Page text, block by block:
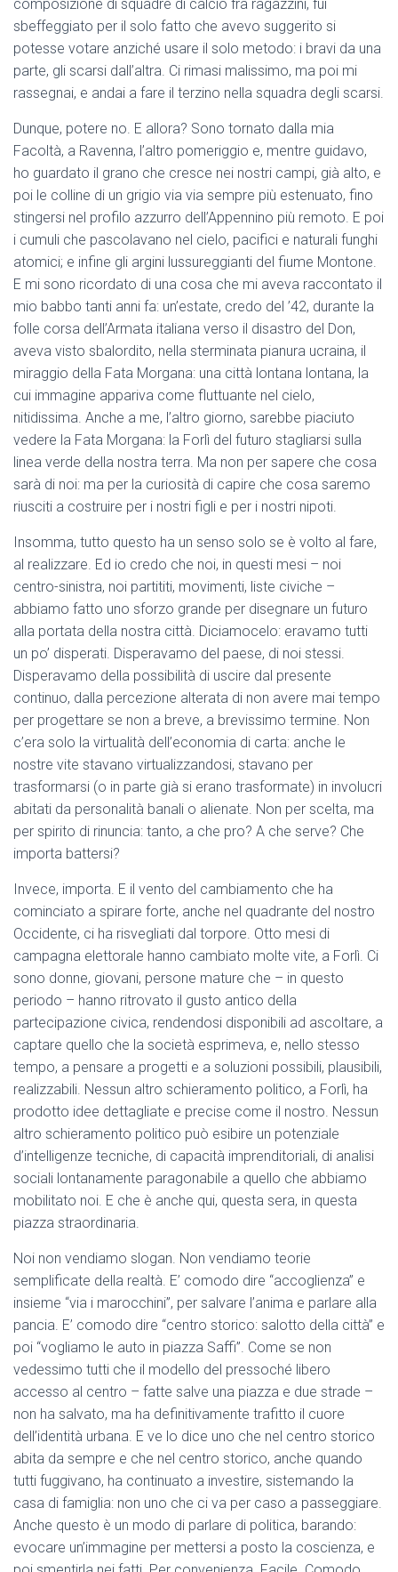
composizione di squadre di calcio fra ragazzini, fui
sbeffeggiato per il solo fatto che avevo suggerito si
potesse votare anziché usare il solo metodo: i bravi da una
parte, gli scarsi dall’altra. Ci rimasi malissimo, ma poi mi
rassegnai, e andai a fare il terzino nella squadra degli scarsi.
Dunque, potere no. E allora? Sono tornato dalla mia
Facoltà, a Ravenna, l’altro pomeriggio e, mentre guidavo,
ho guardato il grano che cresce nei nostri campi, già alto, e
poi le colline di un grigio via via sempre più estenuato, fino
stingersi nel profilo azzurro dell’Appennino più remoto. E poi
i cumuli che pascolavano nel cielo, pacifici e naturali funghi
atomici; e infine gli argini lussureggianti del fiume Montone.
E mi sono ricordato di una cosa che mi aveva raccontato il
mio babbo tanti anni fa: un’estate, credo del ’42, durante la
folle corsa dell’Armata italiana verso il disastro del Don,
aveva visto sbalordito, nella sterminata pianura ucraina, il
miraggio della Fata Morgana: una città lontana lontana, la
cui immagine appariva come fluttuante nel cielo,
nitidissima. Anche a me, l’altro giorno, sarebbe piaciuto
vedere la Fata Morgana: la Forlì del futuro stagliarsi sulla
linea verde della nostra terra. Ma non per sapere che cosa
sarà di noi: ma per la curiosità di capire che cosa saremo
riusciti a costruire per i nostri figli e per i nostri nipoti.
Insomma, tutto questo ha un senso solo se è volto al fare,
al realizzare. Ed io credo che noi, in questi mesi – noi
centro-sinistra, noi partititi, movimenti, liste civiche –
abbiamo fatto uno sforzo grande per disegnare un futuro
alla portata della nostra città. Diciamocelo: eravamo tutti
un po’ disperati. Disperavamo del paese, di noi stessi.
Disperavamo della possibilità di uscire dal presente
continuo, dalla percezione alterata di non avere mai tempo
per progettare se non a breve, a brevissimo termine. Non
c’era solo la virtualità dell’economia di carta: anche le
nostre vite stavano virtualizzandosi, stavano per
trasformarsi (o in parte già si erano trasformate) in involucri
abitati da personalità banali o alienate. Non per scelta, ma
per spirito di rinuncia: tanto, a che pro? A che serve? Che
importa battersi?
Invece, importa. E il vento del cambiamento che ha
cominciato a spirare forte, anche nel quadrante del nostro
Occidente, ci ha risvegliati dal torpore. Otto mesi di
campagna elettorale hanno cambiato molte vite, a Forlì. Ci
sono donne, giovani, persone mature che – in questo
periodo – hanno ritrovato il gusto antico della
partecipazione civica, rendendosi disponibili ad ascoltare, a
captare quello che la società esprimeva, e, nello stesso
tempo, a pensare a progetti e a soluzioni possibili, plausibili,
realizzabili. Nessun altro schieramento politico, a Forlì, ha
prodotto idee dettagliate e precise come il nostro. Nessun
altro schieramento politico può esibire un potenziale
d’intelligenze tecniche, di capacità imprenditoriali, di analisi
sociali lontanamente paragonabile a quello che abbiamo
mobilitato noi. E che è anche qui, questa sera, in questa
piazza straordinaria.
Noi non vendiamo slogan. Non vendiamo teorie
semplificate della realtà. E’ comodo dire “accoglienza” e
insieme “via i marocchini”, per salvare l’anima e parlare alla
pancia. E’ comodo dire “centro storico: salotto della città” e
poi “vogliamo le auto in piazza Saffi”. Come se non
vedessimo tutti che il modello del pressoché libero
accesso al centro – fatte salve una piazza e due strade –
non ha salvato, ma ha definitivamente trafitto il cuore
dell’identità urbana. E ve lo dice uno che nel centro storico
abita da sempre e che nel centro storico, anche quando
tutti fuggivano, ha continuato a investire, sistemando la
casa di famiglia: non uno che ci va per caso a passeggiare.
Anche questo è un modo di parlare di politica, barando:
evocare un’immagine per mettersi a posto la coscienza, e